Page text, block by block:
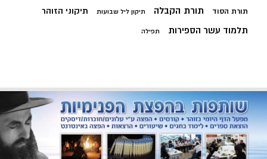
תורת הסוד תורת הקבלה תיקון ליל שבועות תיקוני הזוהר
תלמוד עשר הספירות תפילה